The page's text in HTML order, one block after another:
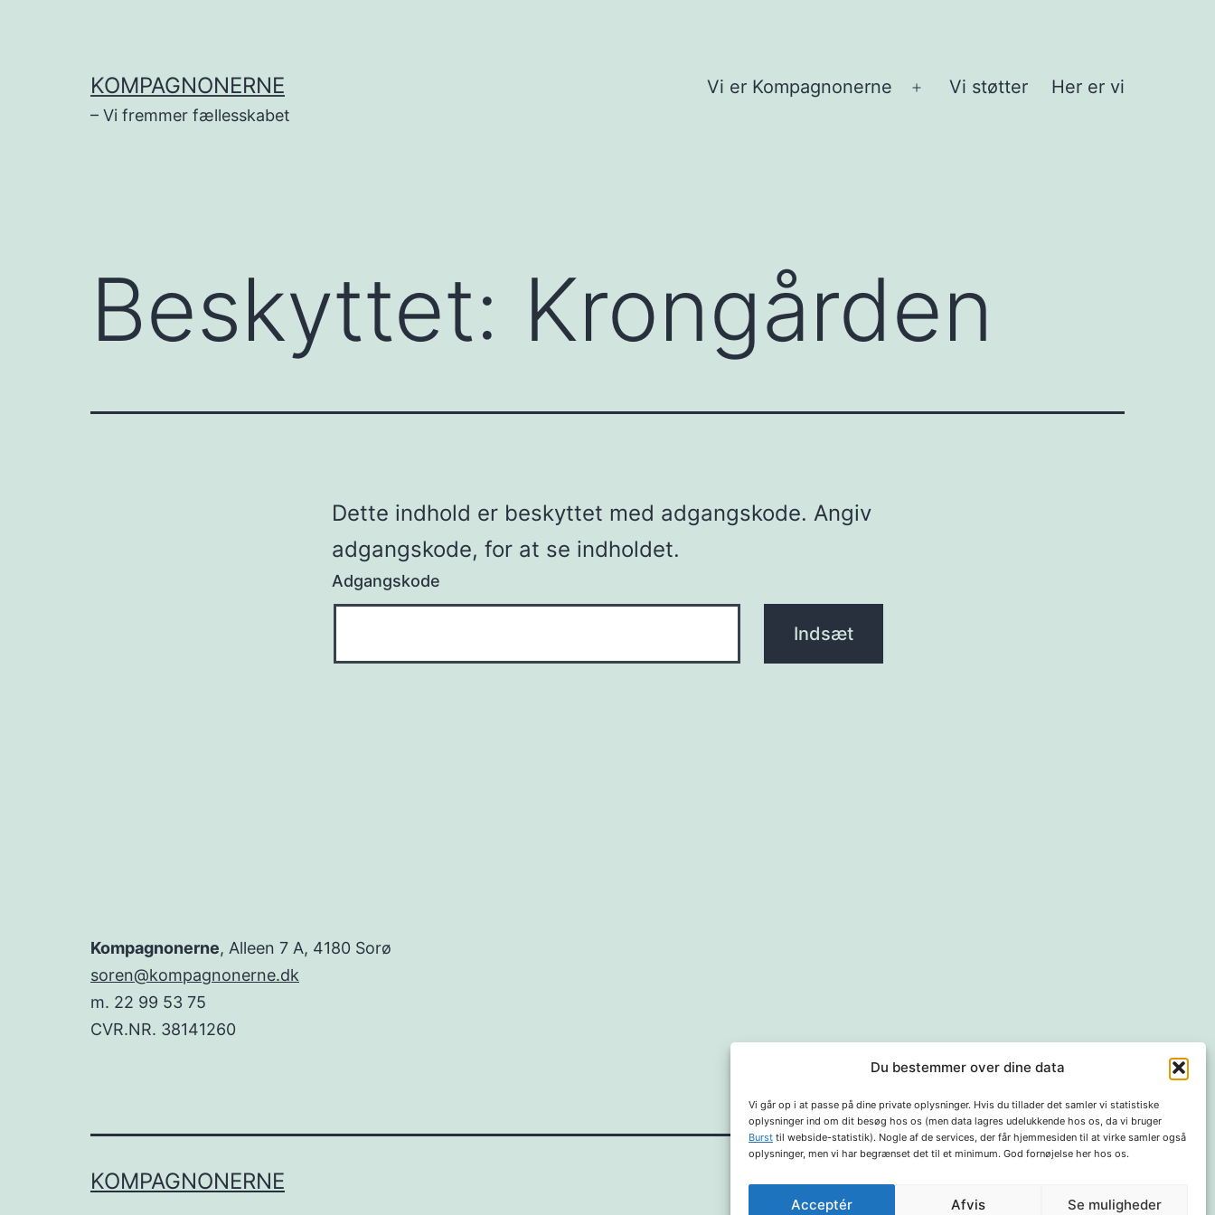
Du bestemmer over dine data
Vi går op i at passe på dine private oplysninger. Hvis du tillader det samler vi statistiske
oplysninger ind om dit besøg hos os (men data lagres udelukkende hos os, da vi bruger
Burst til webside-statistik). Nogle af de services, der får hjemmesiden til at virke samler også
oplysninger, men vi har begrænset det til et minimum. God fornøjelse her hos os.
Acceptér Afvis Se muligheder
KOMPAGNONERNE
– Vi fremmer fællesskabet
Vi er Kompagnonerne Vi støtter Her er vi
Beskyttet: Krongården
Dette indhold er beskyttet med adgangskode. Angiv
adgangskode, for at se indholdet.
Adgangskode
Kompagnonerne, Alleen 7 A, 4180 Sorø
soren@kompagnonerne.dk
m. 22 99 53 75
CVR.NR. 38141260
KOMPAGNONERNE Cookie- og privatlivspolitik